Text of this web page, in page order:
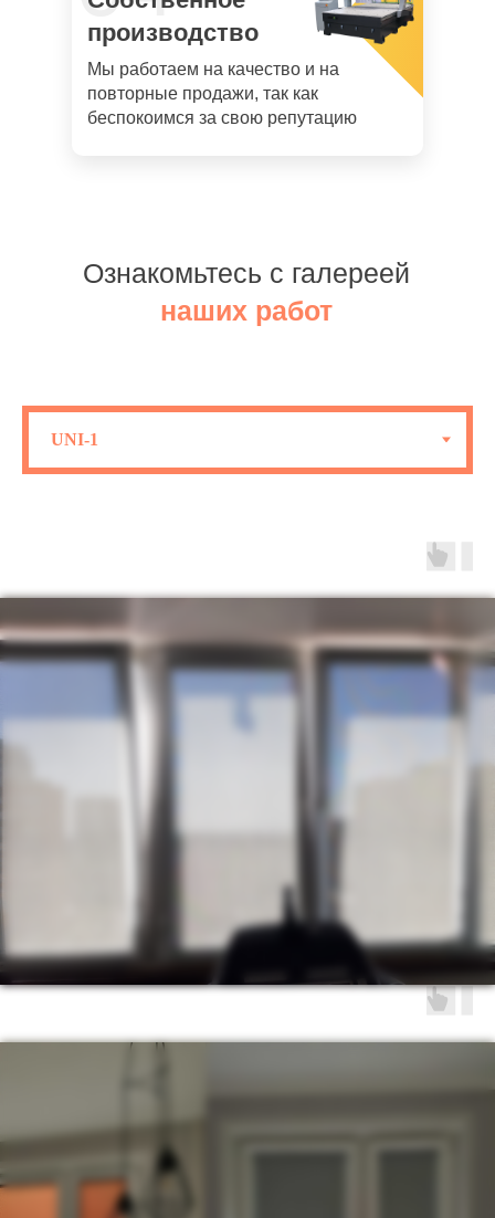
производство
Мы работаем на качество и на
повторные продажи, так как
беспокоимся за свою репутацию
Ознакомьтесь с галереей
наших работ